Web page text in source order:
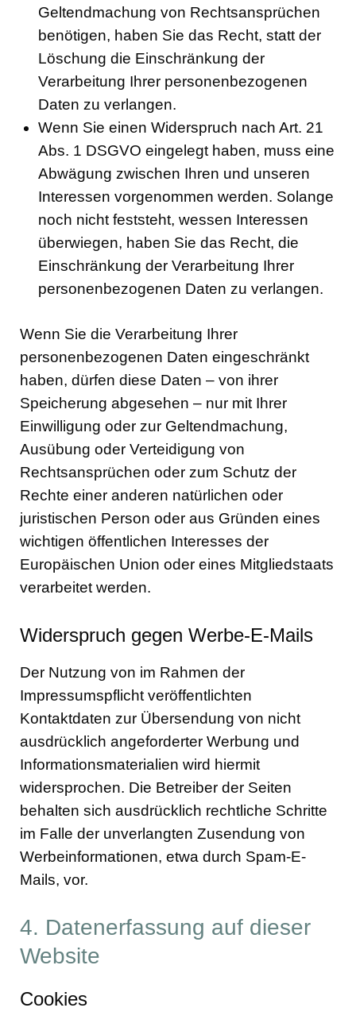
Geltendmachung von Rechtsansprüchen
benötigen, haben Sie das Recht, statt der
Löschung die Einschränkung der
Verarbeitung Ihrer personenbezogenen
Daten zu verlangen.
Wenn Sie einen Widerspruch nach Art. 21
Abs. 1 DSGVO eingelegt haben, muss eine
Abwägung zwischen Ihren und unseren
Interessen vorgenommen werden. Solange
noch nicht feststeht, wessen Interessen
überwiegen, haben Sie das Recht, die
Einschränkung der Verarbeitung Ihrer
personenbezogenen Daten zu verlangen.
Wenn Sie die Verarbeitung Ihrer
personenbezogenen Daten eingeschränkt
haben, dürfen diese Daten – von ihrer
Speicherung abgesehen – nur mit Ihrer
Einwilligung oder zur Geltendmachung,
Ausübung oder Verteidigung von
Rechtsansprüchen oder zum Schutz der
Rechte einer anderen natürlichen oder
juristischen Person oder aus Gründen eines
wichtigen öffentlichen Interesses der
Europäischen Union oder eines Mitgliedstaats
verarbeitet werden.
Widerspruch gegen Werbe-E-Mails
Der Nutzung von im Rahmen der
Impressumspflicht veröffentlichten
Kontaktdaten zur Übersendung von nicht
ausdrücklich angeforderter Werbung und
Informationsmaterialien wird hiermit
widersprochen. Die Betreiber der Seiten
behalten sich ausdrücklich rechtliche Schritte
im Falle der unverlangten Zusendung von
Werbeinformationen, etwa durch Spam-E-
Mails, vor.
4. Datenerfassung auf dieser
Website
Cookies